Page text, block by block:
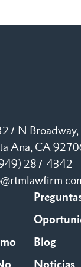
N Broadway,
Ana, CA
287-4342
Blog
Noticias